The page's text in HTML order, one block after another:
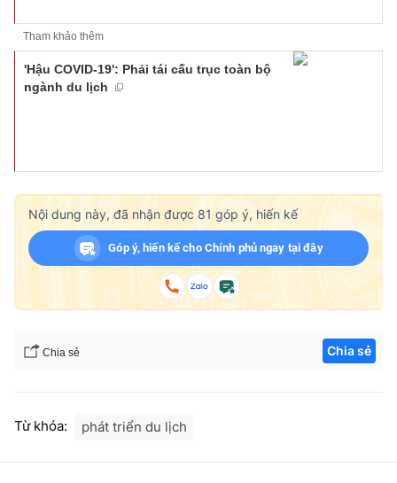
Tham khảo thêm
'Hậu COVID-19': Phải tái cấu trục toàn bộ
ngành du lịch
Nội dung này, đã nhận được 81 góp ý, hiến kế
Góp ý, hiến kế cho Chính phủ ngay tại đây
Chia sẻ Chia sẻ
Từ khóa: phát triển du lịch